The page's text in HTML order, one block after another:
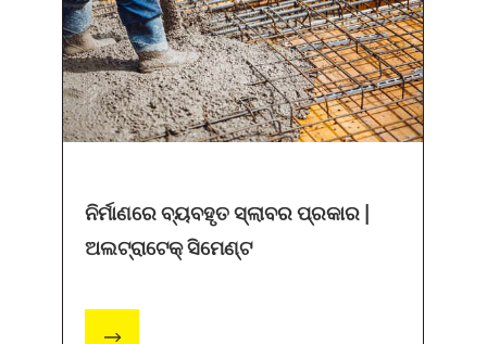
ନିର୍ମାଣରେ ବ୍ୟବହୃତ ସ୍ଲାବର ପ୍ରକାର |
ଅଲଟ୍ରାଟେକ୍ ସିମେଣ୍ଟ